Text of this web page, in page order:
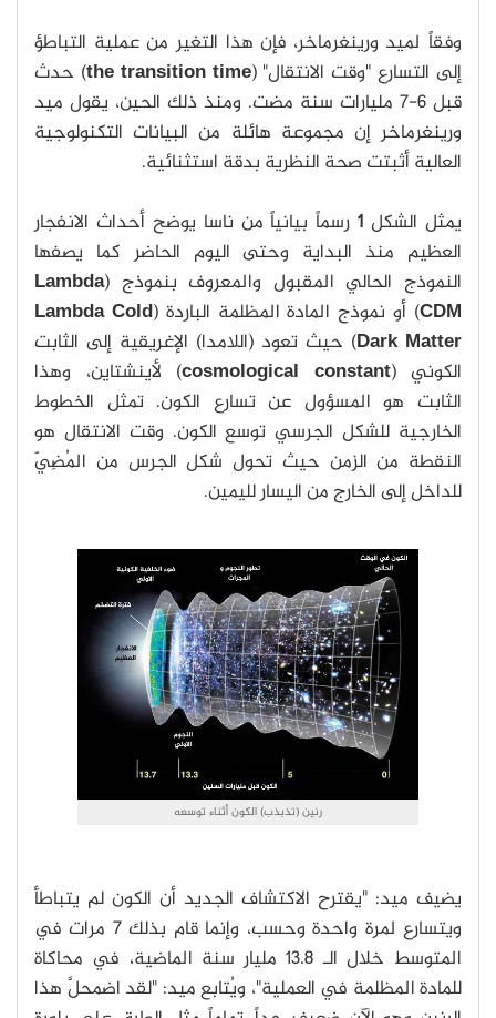
وفقاً لميد ورينغرماخر، فإن هذا التغير من عملية التباطؤ
إلى التسارع "وقت الانتقال" (the transition time) حدث
قبل 6-7 مليارات سنة مضت. ومنذ ذلك الحين، يقول ميد
ورينغرماخر إن مجموعة هائلة من البيانات التكنولوجية
العالية أثبتت صحة النظرية بدقة استثنائية.
يمثل الشكل 1رسماً بيانياً من ناسا يوضح أحداث الانفجار
العظيم منذ البداية وحتى اليوم الحاضر كما يصفها
النموذج الحالي المقبول والمعروف بنموذج (Lambda
CDM) أو نموذج المادة المظلمة الباردة (Lambda Cold
Dark Matter) حيث تعود (اللامدا) الإغريقية إلى الثابت
الكوني (cosmological constant) لأينشتاين، وهذا
الثابت هو المسؤول عن تسارع الكون. تمثل الخطوط
الخارجية للشكل الجرسي توسع الكون. وقت الانتقال هو
النقطة من الزمن حيث تحول شكل الجرس من المُضِيّ
للداخل إلى الخارج من اليسار لليمين.
رنين (تذبذب) الكون أثناء توسعه
يضيف ميد: "يقترح الاكتشاف الجديد أن الكون لم يتباطأ
ويتسارع لمرة واحدة وحسب، وإنما قام بذلك 7 مرات في
المتوسط خلال الـ 13.8 مليار سنة الماضية، في محاكاة
للمادة المظلمة في العملية"، ويُتابع ميد: "لقد اضمحلَّ هذا